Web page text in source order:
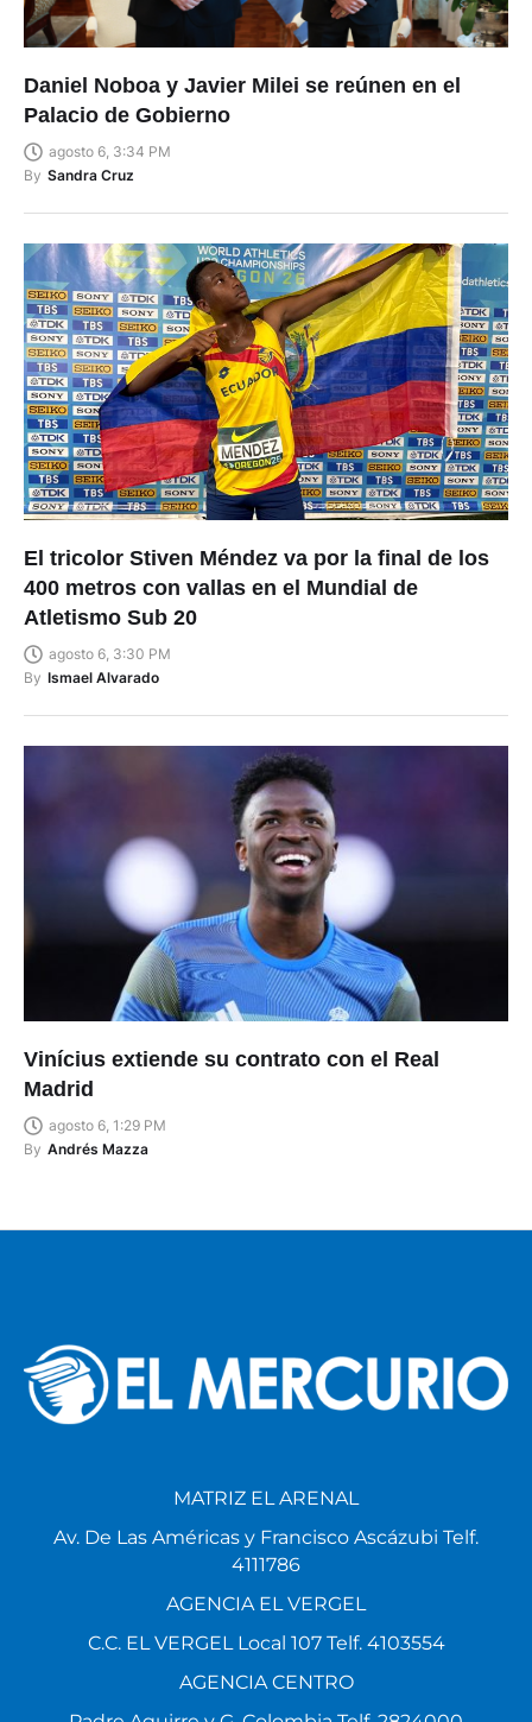
Daniel Noboa y Javier Milei se reúnen en el
Palacio de Gobierno
agosto 6, 3:34 PM
By Sandra Cruz
El tricolor Stiven Méndez va por la final de los
400 metros con vallas en el Mundial de
Atletismo Sub 20
agosto 6, 3:30 PM
By Ismael Alvarado
Vinícius extiende su contrato con el Real
Madrid
agosto 6, 1:29 PM
By Andrés Mazza
MATRIZ EL ARENAL
Av. De Las Américas y Francisco Ascázubi Telf.
4111786
AGENCIA EL VERGEL
C.C. EL VERGEL Local 107 Telf. 4103554
AGENCIA CENTRO